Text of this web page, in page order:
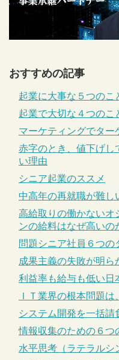
おすすめの記事
起業に大事な５つのこ
起業で大切な４つのこ
マーケティングでター
赤字のとき、値下げし
い理由
シニア起業のススメ
中高年の再就職が難し
高給取りの働かないオ
ンの給料はなぜ高いの
問題シニア社員６つの
成果主義の失敗が明ら
利益率も給与も低い日
ＩＴ業界の根本問題
システム開発を一括請
情報収集のための６つ
水平思考（ラテラルシ